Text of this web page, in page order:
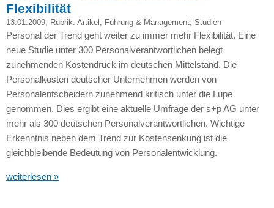
Flexibilität
13.01.2009, Rubrik: Artikel , Führung & Management, Studien
Personal der Trend geht weiter zu immer mehr Flexibilität. Eine
neue Studie unter 300 Personalverantwortlichen belegt
zunehmenden Kostendruck im deutschen Mittelstand. Die
Personalkosten deutscher Unternehmen werden von
Personalentscheidern zunehmend kritisch unter die Lupe
genommen. Dies ergibt eine aktuelle Umfrage der s+p AG unter
mehr als 300 deutschen Personalverantwortlichen. Wichtige
Erkenntnis neben dem Trend zur Kostensenkung ist die
gleichbleibende Bedeutung von Personalentwicklung.
weiterlesen »